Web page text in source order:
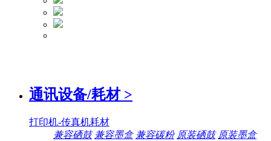
通讯设备/耗材 >
打印机-传真机耗材
兼容硒鼓 兼容墨盒 兼容碳粉 原装硒鼓 原装墨盒